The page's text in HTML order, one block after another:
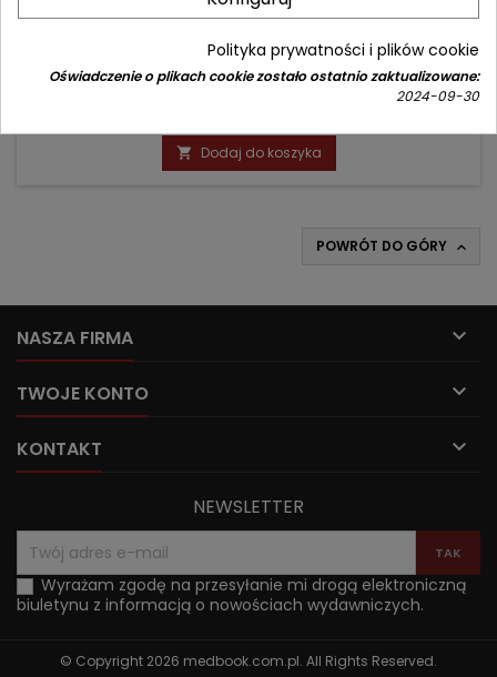
Autor: Natalia Sak-Dankosky
(0)
Ocena, synteza i tworzenie dowodów naukowych w praktyce
podstawowa
 Dodaj do koszyka
POWRÓT DO GÓRY 
NASZA FIRMA 
TWOJE KONTO 
KONTAKT 
NEWSLETTER
Wyrażam zgodę na przesyłanie mi drogą elektroniczną
biuletynu z informacją o nowościach wydawniczych.
© Copyright 2026 medbook.com.pl. All Rights Reserved.
Polityka prywatności i plików cookie
Oświadczenie o plikach cookie zostało ostatnio zaktualizowane:
2024-09-30